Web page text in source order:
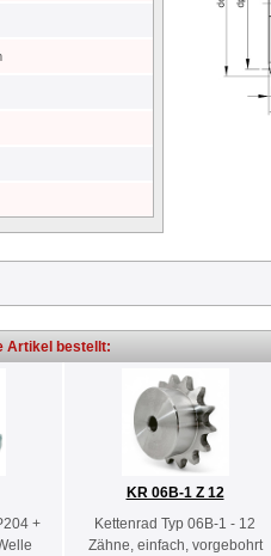
Artikel bestellt:
+
KR 06B-1 Z 12
Kettenrad Typ 06B-1 - 12
Zähne, einfach, vorgebohrt